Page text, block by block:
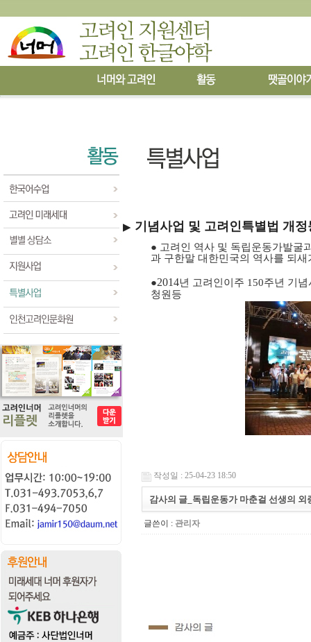
▶ 기념사업 및 고려인특별법 개
● 고려인 역사 및 독립운동가발굴
과 구한말 대한민국의 역사를 되
●2014년 고려인이주 150주년 기념
청원등
작성일 : 25-04-23 18:50
감사의 글_독립운동가 마춘걸 선생의
글쓴이 : 관리자